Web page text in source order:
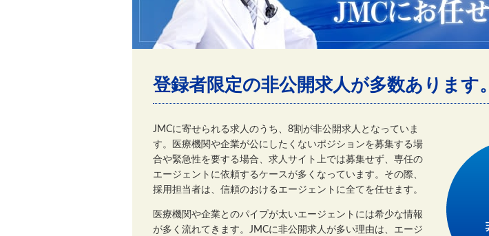
登録者限定の非公開求人が多数あります。
JMCに寄せられる求人のうち、8割が非公開求人となっていま
す。医療機関や企業が公にしたくないポジションを募集する場
合や緊急性を要する場合、求人サイト上では募集せず、専任の
エージェントに依頼するケースが多くなっています。その際、
採用担当者は、信頼のおけるエージェントに全てを任せます。
医療機関や企業とのパイプが太いエージェントには希少な情報
が多く流れてきます。JMCに非公開求人が多い理由は、エージ